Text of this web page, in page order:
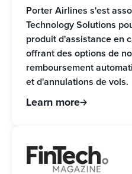
Porter Airlines s'est
Technology Solutions
produit d'assistance en
offrant des options de
remboursement
et d'annulations de vols.
Learn more